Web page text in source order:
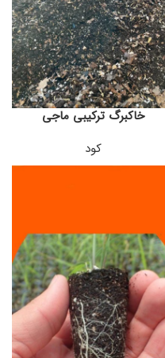
خاکبرگ ترکیبی ماجی
کود